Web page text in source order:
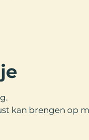
kan brengen op